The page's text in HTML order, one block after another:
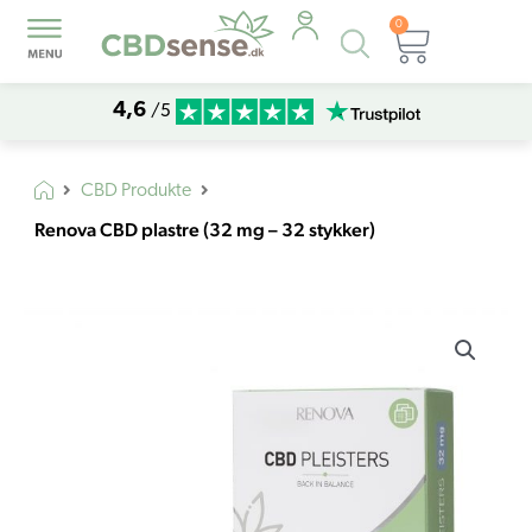
Products
search
0
Kurv
4,6 /5
CBD Produkte
Renova CBD plastre (32 mg – 32 stykker)